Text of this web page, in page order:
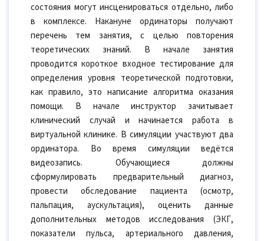
состояния могут инсценироваться отдельно, либо
в комплексе. Накануне ординаторы получают
перечень тем занятия, с целью повторения
теоретических знаний. В начале занятия
проводится короткое входное тестирование для
определения уровня теоретической подготовки,
как правило, это написание алгоритма оказания
помощи. В начале инструктор зачитывает
клинический случай и начинается работа в
виртуальной клинике. В симуляции участвуют два
ординатора. Во время симуляции ведётся
видеозапись. Обучающиеся должны
сформулировать предварительный диагноз,
провести обследование пациента (осмотр,
пальпация, аускультация), оценить данные
дополнительных методов исследования (ЭКГ,
показатели пульса, артериального давления,